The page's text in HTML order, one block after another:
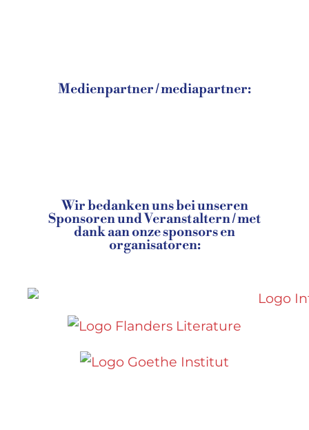
Medienpartner / mediapartner:
Wir bedanken uns bei unseren
Sponsoren und Veranstaltern / met
dank aan onze sponsors en
organisatoren: